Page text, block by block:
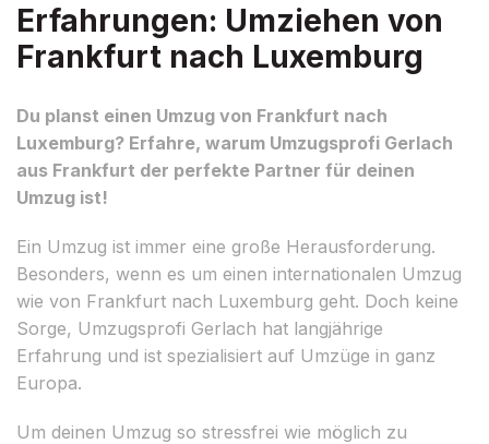
Erfahrungen: Umziehen von
Frankfurt nach Luxemburg
Du planst einen Umzug von Frankfurt nach
Luxemburg? Erfahre, warum Umzugsprofi Gerlach
aus Frankfurt der perfekte Partner für deinen
Umzug ist!
Ein Umzug ist immer eine große Herausforderung.
Besonders, wenn es um einen internationalen Umzug
wie von Frankfurt nach Luxemburg geht. Doch keine
Sorge, Umzugsprofi Gerlach hat langjährige
Erfahrung und ist spezialisiert auf Umzüge in ganz
Europa.
Um deinen Umzug so stressfrei wie möglich zu